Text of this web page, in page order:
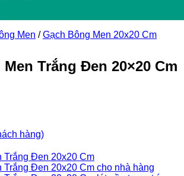
Men / Gạch Bông Men 20x20 Cm
Trắng Đen 20×20 Cm
hàng)